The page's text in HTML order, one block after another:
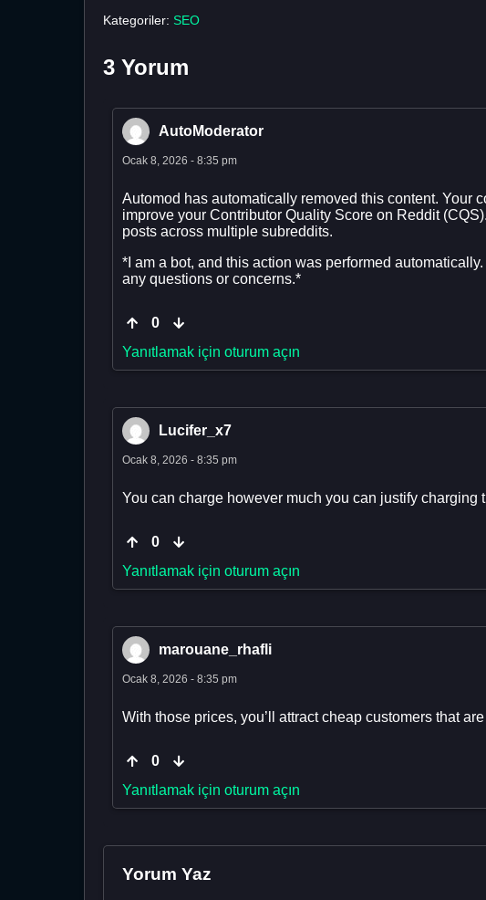
Kategoriler: SEO
3 Yorum
AutoModerator
Ocak 8, 2026 - 8:35 pm
Automod has automatically removed this content. Your
improve your Contributor Quality Score on Reddit
posts across multiple subreddits.
*I am a bot, and this action was performed
any questions or concerns.*
0
Yanıtlamak için oturum açın
Lucifer_x7
Ocak 8, 2026 - 8:35 pm
You can charge however much you can justify charging
0
Yanıtlamak için oturum açın
marouane_rhafli
Ocak 8, 2026 - 8:35 pm
With those prices, you’ll attract cheap customers that
0
Yanıtlamak için oturum açın
Yorum Yaz